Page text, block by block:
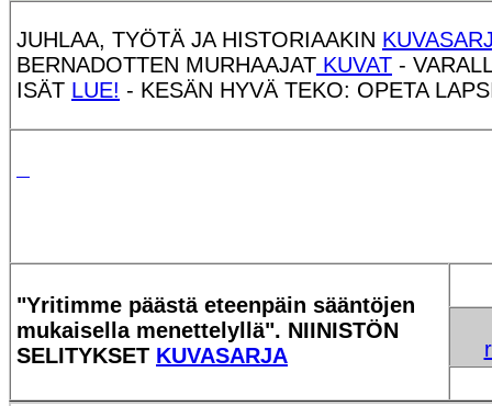
JUHLAA, TYÖTÄ JA HISTORIAAKIN
BERNADOTTEN MURHAAJAT KUVAT -
ISÄT LUE! - KESÄN HYVÄ TEKO: OPETA
"Yritimme päästä eteenpäin sääntöjen
mukaisella menettelyllä". NIINISTÖN
SELITYKSET KUVASARJA